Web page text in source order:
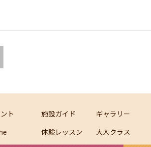
ト 施設ガイド ギャラリー
体験レッスン 大人クラス